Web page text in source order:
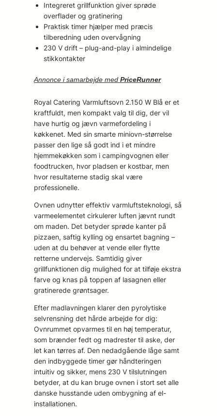
Integreret grillfunktion giver sprøde
overflader og gratinering
Praktisk timer hjælper med præcis
tilberedning uden overvågning
230 V drift – plug-and-play i almindelige
stikkontakter
Annonce i samarbejde med PriceRunner
Royal Catering Varmluftsovn 2.150 W Blå er et
kraftfuldt, men kompakt valg til dig, der vil
have hurtig og jævn varmefordeling i
køkkenet. Med sin smarte miniovn-størrelse
passer den lige så godt ind i et mindre
hjemmekøkken som i campingvognen eller
foodtrucken, hvor pladsen er kostbar, men
hvor resultaterne stadig skal være
professionelle.
Ovnen udnytter effektiv varmluftsteknologi, så
varmeelementet cirkulerer luften jævnt rundt
om maden. Det betyder sprøde kanter på
pizzaen, saftig kylling og ensartet bagning –
uden at du behøver at vende eller flytte
retterne undervejs. Samtidig giver
grillfunktionen dig mulighed for at tilføje ekstra
farve og knas på toppen af lasagnen eller
gratinerede grøntsager.
Efter madlavningen klarer den pyrolytiske
selvrensning det hårde arbejde for dig:
Ovnrummet opvarmes til en høj temperatur,
som brænder fedt og madrester til aske, der
let kan tørres af. Den nedadgående låge samt
den indbyggede timer gør håndteringen
intuitiv og sikker, mens 230 V tilslutningen
betyder, at du kan bruge ovnen i stort set alle
danske husstande uden ombygning af el-
installationen.